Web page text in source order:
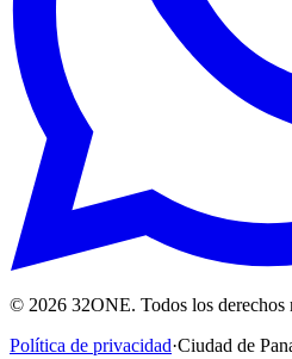
© 2026 32ONE. Todos los derechos
Política de privacidad·Ciudad de